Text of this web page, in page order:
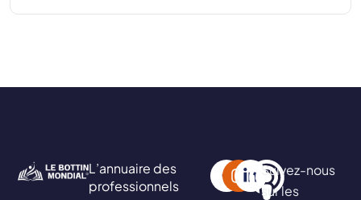
L’annuaire des
professionnels
Suivez-nous
sur les